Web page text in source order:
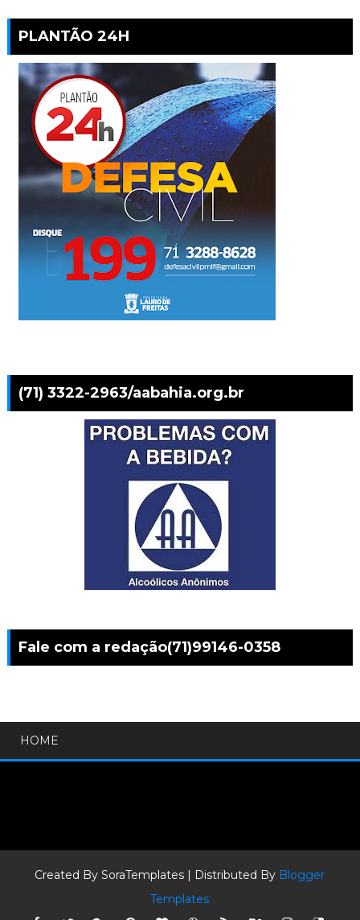
PLANTÃO 24H
(71) 3322-2963/aabahia.org.br
Fale com a redação(71)99146-0358
HOME
Created BySoraTemplates | Distributed By Blogger
Templates